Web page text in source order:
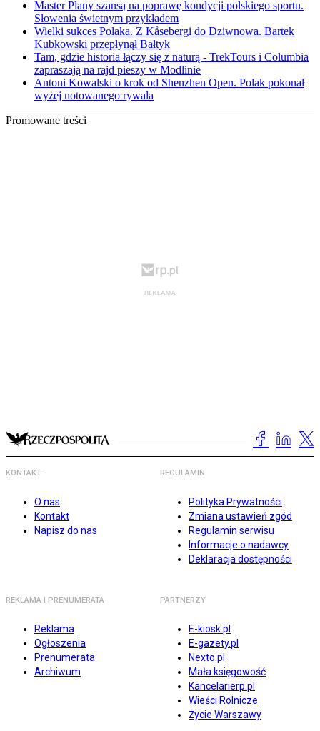
Master Plany szansą na poprawę kondycji polskiego sportu.
Słowenia świetnym przykładem
Wielki sukces Polaka. Z Kåsebergi do Dziwnowa. Bartek
Kubkowski przepłynął Bałtyk
Tam, gdzie historia łączy się z naturą - TrekTours i Columbia
zapraszają na rajd pieszy w Modlinie
Antoni Kowalski o krok od Shenzhen Open. Polak pokonał
wyżej notowanego rywala
Promowane treści
KONTAKT
O nas
Kontakt
Napisz do nas
REGULAMIN
Polityka Prywatności
Zmiana ustawień zgód
Regulamin serwisu
Informacje o nadawcy
Deklaracja dostępności
REKLAMA I PRENUMERATA
Reklama
Ogłoszenia
Prenumerata
Archiwum
PARTNERZY
E-kiosk.pl
E-gazety.pl
Nexto.pl
Mała księgowość
Kancelarierp.pl
Wieści Rolnicze
Życie Warszawy